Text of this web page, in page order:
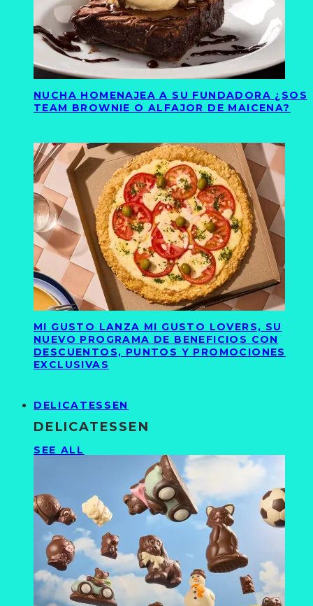
NUCHA HOMENAJEA A SU FUNDADORA ¿SOS
TEAM BROWNIE O ALFAJOR DE MAICENA?
MI GUSTO LANZA MI GUSTO LOVERS, SU
NUEVO PROGRAMA DE BENEFICIOS CON
DESCUENTOS, PUNTOS Y PROMOCIONES
EXCLUSIVAS
DELICATESSEN
DELICATESSEN
SEE ALL